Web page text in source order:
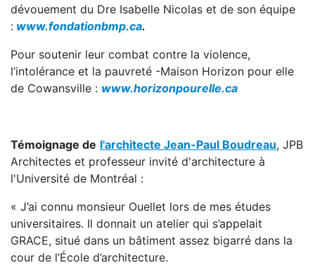
dévouement du Dre Isabelle Nicolas et de son équipe
: www.fondationbmp.ca.
Pour soutenir leur combat contre la violence,
l’intolérance et la pauvreté -Maison Horizon pour elle
de Cowansville : www.horizonpourelle.ca
Témoignage de l'architecte Jean-Paul Boudreau, JPB
Architectes et professeur invité d'architecture à
l'Université de Montréal :
« J’ai connu monsieur Ouellet lors de mes études
universitaires. Il donnait un atelier qui s’appelait
GRACE, situé dans un bâtiment assez bigarré dans la
cour de l’École d’architecture.